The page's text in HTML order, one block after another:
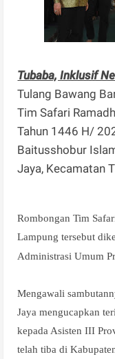
Tubaba, Inklusif
Tulang Bawang
Tim Safari
Tahun 1446 H/
Baitusshobur
Jaya, Kecamatan
Rombongan Tim
Lampung tersebut
Administrasi Umum
Mengawali
Jayamengucapkan
kepada Asisten III
telah tiba di